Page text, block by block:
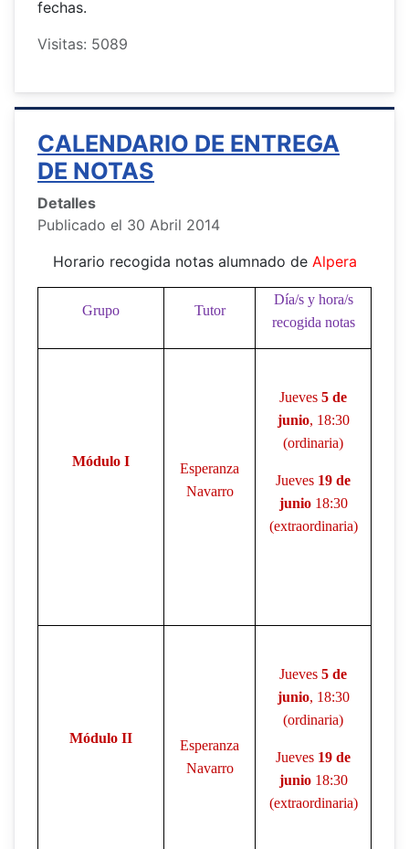
fechas.
Visitas: 5089
CALENDARIO DE ENTREGA
DE NOTAS
Detalles
Publicado el 30 Abril 2014
Horario recogida notas alumnado de Alpera
Grupo Tutor
Día/s y hora/s
recogida notas
Módulo I
Esperanza
Navarro
Jueves 5 de
junio, 18:30
(ordinaria)
Jueves 19 de
junio18:30
(extraordinaria)
Módulo II
Esperanza
Navarro
Jueves 5 de
junio, 18:30
(ordinaria)
Jueves 19 de
junio18:30
(extraordinaria)